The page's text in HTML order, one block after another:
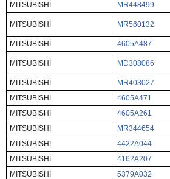
MITSUBISHI
MR448499
MITSUBISHI MR560132
MITSUBISHI
4605A487
MITSUBISHI MD308086
MITSUBISHI
MR403027
MITSUBISHI
4605A471
MITSUBISHI
4605A261
MITSUBISHI
MR344654
MITSUBISHI
4422A044
MITSUBISHI
4162A207
MITSUBISHI
5379A032